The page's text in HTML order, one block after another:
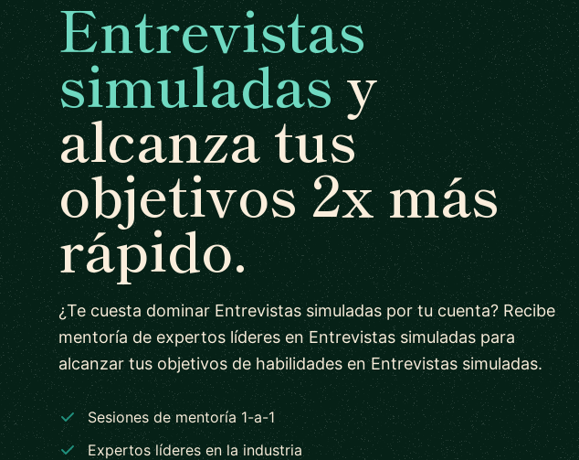
Entrevistas
simuladasy
alcanza tus
objetivos 2x más
rápido.
¿Te cuesta dominar Entrevistas simuladas por tu cuenta? Recibe
mentoría de expertos líderes en Entrevistas simuladas para
alcanzar tus objetivos de habilidades en Entrevistas simuladas.
Sesiones de mentoría 1-a-1
Expertos líderes en la industria